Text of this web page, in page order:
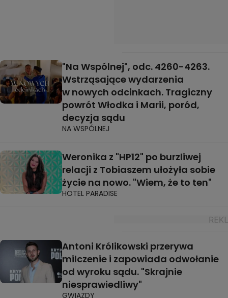
"Na Wspólnej", odc. 4260-4263.
Wstrząsające wydarzenia
w nowych odcinkach. Tragiczny
powrót Włodka i Marii, poród,
decyzja sądu
NA WSPÓLNEJ
Weronika z "HP12" po burzliwej
relacji z Tobiaszem ułożyła sobie
życie na nowo. "Wiem, że to ten"
HOTEL PARADISE
Antoni Królikowski przerywa
milczenie i zapowiada odwołanie
od wyroku sądu. "Skrajnie
niesprawiedliwy"
GWIAZDY